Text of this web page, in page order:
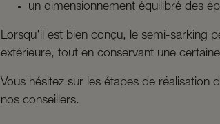
un dimensionnement équilibré des
Lorsqu'il est bien conçu, le semi-sarking
extérieure, tout en conservant une
Vous hésitez sur les étapes de
nos conseillers.